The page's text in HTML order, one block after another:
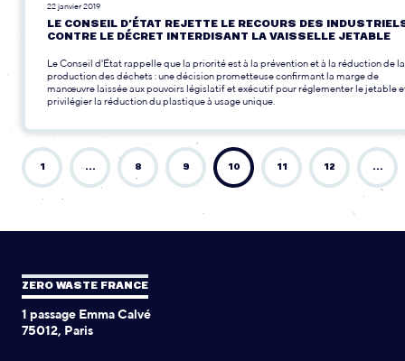
22 janvier 2019
LE CONSEIL D’ÉTAT REJETTE LE RECOURS DES
CONTRE LE DÉCRET INTERDISANT LA VAISSELLE JETABLE
Le Conseil d'État rappelle que la priorité est à la prévention et à la réduction de la
production des déchets : une décision prometteuse confirmant la marge de
manœuvre laissée aux pouvoirs législatif et exécutif pour réglementer le jetable
privilégier la réduction du plastique à usage unique.
1 … 8 9 10 11 12 …
ZERO WASTE FRANCE
1 passage Emma Calvé
75012, Paris